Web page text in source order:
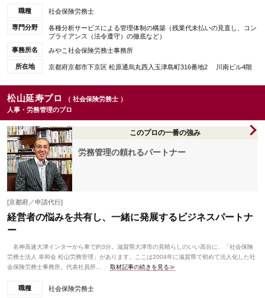
職種 社会保険労務士
専門分野
各種分析サービスによる管理体制の構築（残業代未払いの見直し、コン
プライアンス（法令遵守）の徹底など）
事務所名
みやこ社会保険労務士事務所
所在地 京都府京都市下京区 松原通烏丸西入玉津島町316番地2 川南ビル4階
松山延寿プロ
（ 社会保険労務士 ）
人事・労務管理のプロ
このプロの一番の強み
労務管理の頼れるパートナー
[京都府／申請代行]
経営者の悩みを共有し、一緒に発展するビジネスパートナ
ー
名神高速大津インターから車で約3分。滋賀県大津市の見晴らしのいい高台に、「社会保険
労務士法人 幸和会 松山労務管理」があります。ここは2004年に滋賀県で初めて法人化した社
会保険労務士事務所。代表社員所...
取材記事の続きを見る≫
職種 社会保険労務士